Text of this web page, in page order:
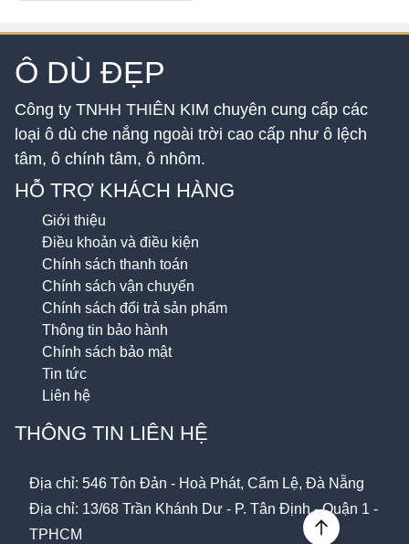
Ô DÙ ĐẸP
Công ty TNHH THIÊN KIM chuyên cung cấp các
loại ô dù che nắng ngoài trời cao cấp như ô lệch
tâm, ô chính tâm, ô nhôm.
HỖ TRỢ KHÁCH HÀNG
Giới thiệu
Điều khoản và điều kiện
Chính sách thanh toán
Chính sách vận chuyển
Chính sách đổi trả sản phẩm
Thông tin bảo hành
Chính sách bảo mật
Tin tức
Liên hệ
THÔNG TIN LIÊN HỆ
Địa chỉ: 546 Tôn Đản - Hoà Phát, Cẩm Lệ, Đà Nẵng
Địa chỉ: 13/68 Trần Khánh Dư - P. Tân Định - Quận 1 -
TPHCM